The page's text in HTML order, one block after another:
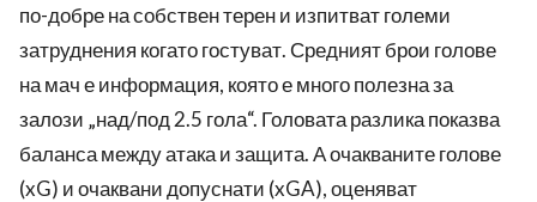
по-добре на собствен терен и изпитват големи
затруднения когато гостуват. Средният брои голове
на мач е информация, която е много полезна за
залози „над/под 2.5 гола“. Головата разлика показва
баланса между атака и защита. А очакваните голове
(xG) и очаквани допуснати (xGA), оценяват